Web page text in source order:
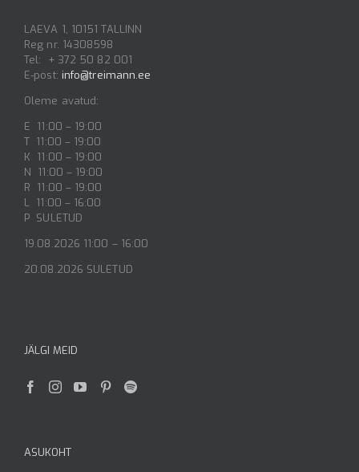
LAEVA 1, 10151 TALLINN
Reg nr. 14308598
Tel: + 372 50 82 001
E-post: info@treimann.ee
Oleme avatud:
E 11:00 – 19:00
T 11:00 – 19:00
K 11:00 – 19:00
N 11:00 – 19:00
R 11:00 – 19:00
L 11:00 – 16:00
P SULETUD
19.08.2026 11:00 – 16:00
20.08.2026 SULETUD
JÄLGI MEID
ASUKOHT